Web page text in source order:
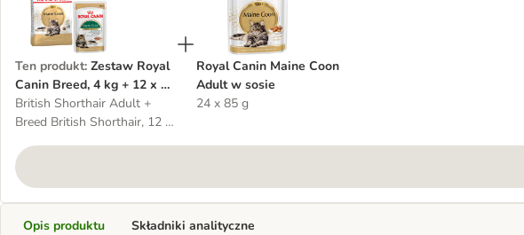
Ten produkt: Zestaw Royal
Canin Breed, 4 kg + 12 x 85
g karmy mokrej Royal
Canin
British Shorthair Adult +
Breed British Shorthair, 12 x
Royal Canin Maine Coon
Adult w sosie
24 x 85 g
Opis produktu Składniki analityczne